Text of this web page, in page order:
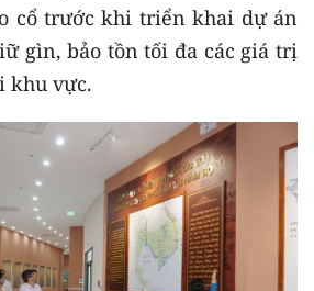
cổ trước khi triển khai dự án
gìn, bảo tồn tối đa các giá trị
khu vực.